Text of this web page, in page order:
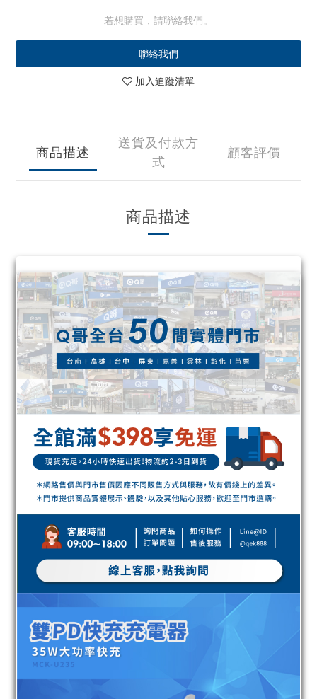
若想購買，請聯絡我們。
聯絡我們
加入追蹤清單
商品描述
送貨及付款方
式
顧客評價
商品描述